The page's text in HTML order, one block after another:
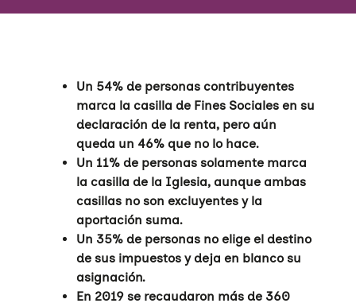
Un 54% de personas contribuyentes
marca la casilla de Fines Sociales en su
declaración de la renta, pero aún
queda un 46% que no lo hace.
Un 11% de personas solamente marca
la casilla de la Iglesia, aunque ambas
casillas no son excluyentes y la
aportación suma.
Un 35% de personas no elige el destino
de sus impuestos y deja en blanco su
asignación.
En 2019 se recaudaron más de 360